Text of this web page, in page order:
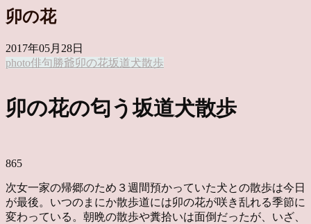
卯の花
2017年05月28日
photo俳句 勝爺卯の花坂道犬散歩
卯の花の匂う坂道犬散歩
865
次女一家の帰郷のため３週間預かっていた犬との散歩は今日
が最後。いつのまにか散歩道には卯の花が咲き乱れる季節に
変わっている。朝晩の散歩や糞拾いは面倒だったが、いざ、